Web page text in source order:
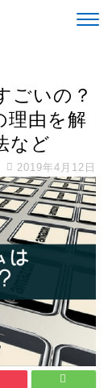
ごいの？
理由を解
など
2019年4月12日